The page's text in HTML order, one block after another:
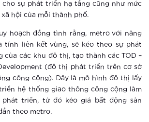
sự phát triển hạ tầng cũng như mức
hội của mỗi thành phố.
hoạch đồng tình rằng, metro với năng
tính liên kết vùng, sẽ kéo theo sự phát
của các khu đô thị, tạo thành các TOD –
(đô thị phát triển trên cơ sở
công cộng). Đây là mô hình đô thị lấy
hệ thống giao thông công cộng làm
phát triển, từ đó kéo giá bất động sản
theo metro.
thêm
Sapphire 3 Vinhomes Smart City:
sốt ngay khi vừa ra mắt
thêm
thế giúp The Sapphire 3 –
Smart City hút nhà đầu tư